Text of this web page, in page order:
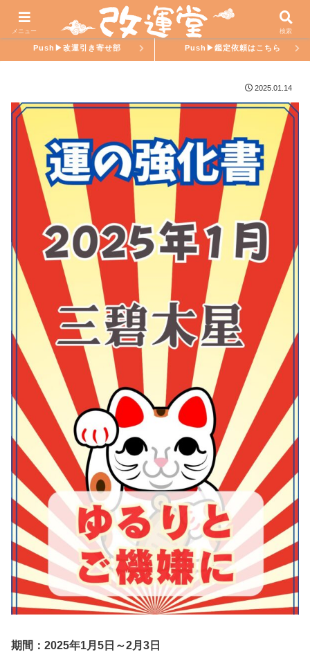
ホーム 氣學ラブ
Push▶︎改運引き寄せ部 Push▶︎鑑定依頼はこちら
2025.01.14
期間：2025年1月5日～2月3日
メニュー 検索